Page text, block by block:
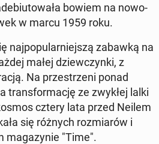
bowiem na no­wo­
w marcu 1959 roku.
naj­po­pu­lar­niej­szą zabawką na
małej dziew­czyn­ki, z
Na prze­strze­ni ponad
trans­for­ma­cję ze zwykłej lalki
cztery lata przed Neilem
się różnych roz­mia­rów i
ma­ga­zy­nie "Time".